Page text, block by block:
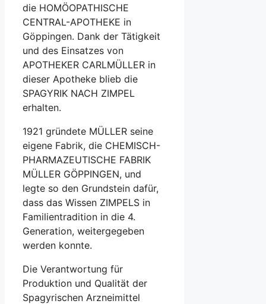
die HOMÖOPATHISCHE
CENTRAL-APOTHEKE in
Göppingen. Dank der Tätigkeit
und des Einsatzes von
APOTHEKER CARLMÜLLER in
dieser Apotheke blieb die
SPAGYRIK NACH ZIMPEL
erhalten.
1921 gründete MÜLLER seine
eigene Fabrik, die CHEMISCH-
PHARMAZEUTISCHE FABRIK
MÜLLER GÖPPINGEN, und
legte so den Grundstein dafür,
dass das Wissen ZIMPELS in
Familientradition in die 4.
Generation, weitergegeben
werden konnte.
Die Verantwortung für
Produktion und Qualität der
Spagyrischen Arzneimittel